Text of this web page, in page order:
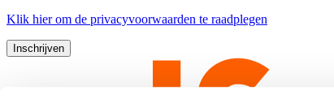
Klik hierom de privacyvoorwaarden te raadplegen